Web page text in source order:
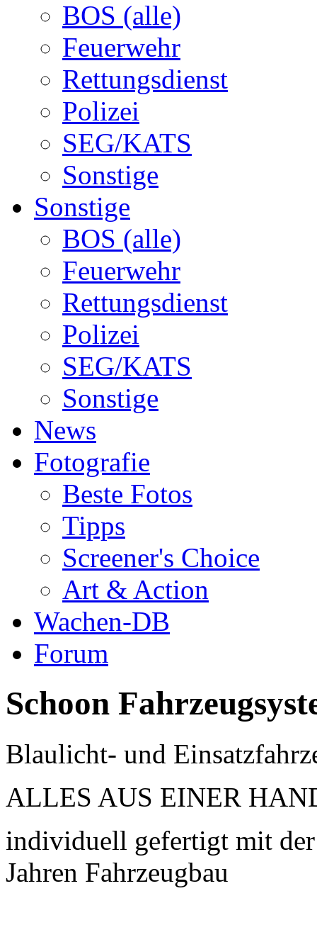
BOS (alle)
Feuerwehr
Rettungsdienst
Polizei
SEG/KATS
Sonstige
Sonstige
BOS (alle)
Feuerwehr
Rettungsdienst
Polizei
SEG/KATS
Sonstige
News
Fotografie
Beste Fotos
Tipps
Screener's Choice
Art & Action
Wachen-DB
Forum
Schoon
Blaulicht- und
ALLES AUS EINER
individuell gefertigt mit
Jahren Fahrzeugbau